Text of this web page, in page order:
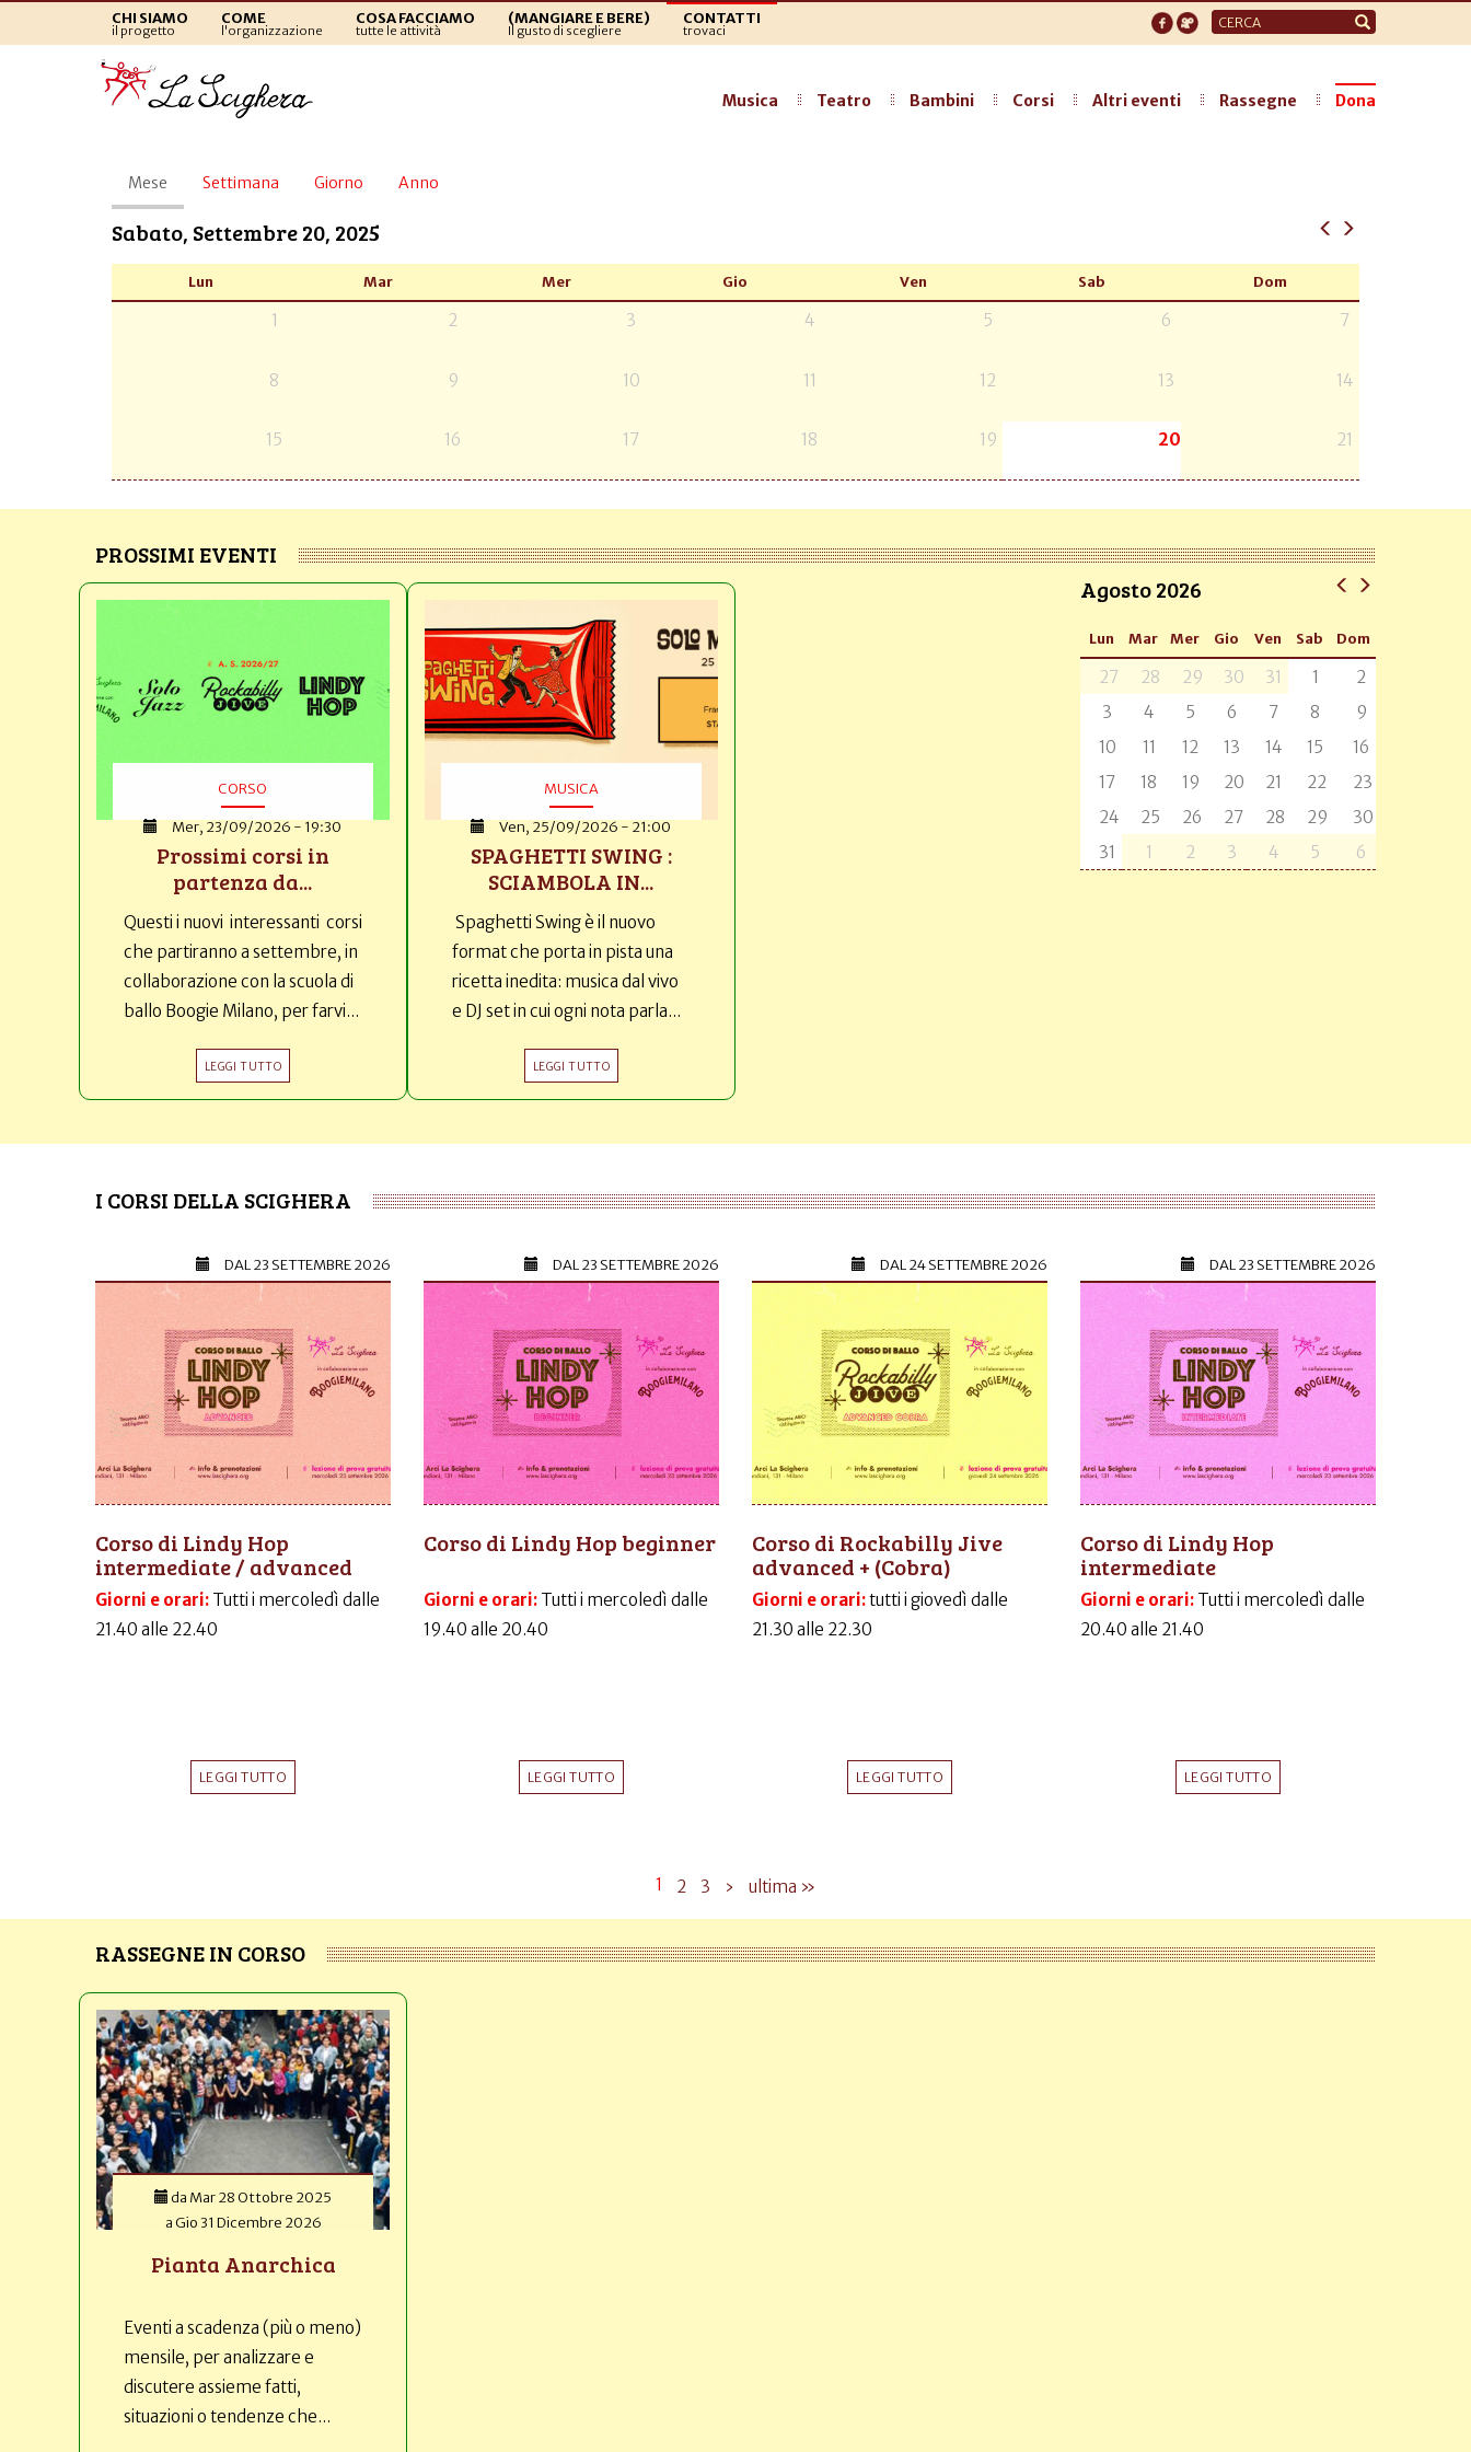
CHI SIAMO
il progetto
COME
l'organizzazione
COSA FACCIAMO
tutte le attività
(MANGIARE E BERE)
Il gusto di scegliere
CONTATTI
trovaci
Form
di
Musica Teatro Bambini Corsi Altri eventi Rassegne Dona
Schede
primarie
Mese (scheda
attiva)
Settimana Giorno Anno
Sabato, Settembre 20, 2025
Lun Mar Mer Gio Ven Sab Dom
1 2 3 4 5 6 7
8 9 10 11 12 13 14
15 16 17 18 19 20 21
PROSSIMI EVENTI
CORSO
Mer, 23/09/2026 - 19:30
Prossimi corsi in
partenza da...
Questi i nuovi interessanti corsi
che partiranno a settembre, in
collaborazione con la scuola di
ballo Boogie Milano, per farvi...
LEGGI TUTTO
MUSICA
Ven, 25/09/2026 - 21:00
SPAGHETTI SWING :
SCIAMBOLA IN...
Spaghetti Swing è il nuovo
format che porta in pista una
ricetta inedita: musica dal vivo
e DJ set in cui ogni nota parla...
LEGGI TUTTO
Agosto 2026
Lun Mar Mer Gio Ven Sab Dom
27 28 29 30 31 1
2
3
4 5 6 7 8
9
10
11 12 13 14 15
16
17
18 19 20 21 22
23
24
25 26 27 28 29
30
31
1 2 3 4 5 6
I CORSI DELLA SCIGHERA
DAL23 SETTEMBRE 2026
Corso di Lindy Hop
intermediate / advanced
Giorni e orari: Tutti i mercoledì dalle
21.40 alle 22.40
LEGGI TUTTO
DAL23 SETTEMBRE 2026
Corso di Lindy Hop beginner
Giorni e orari: Tutti i mercoledì dalle
19.40 alle 20.40
LEGGI TUTTO
DAL24 SETTEMBRE 2026
Corso di Rockabilly Jive
advanced + (Cobra)
Giorni e orari:tutti i giovedì dalle
21.30 alle 22.30
LEGGI TUTTO
DAL23 SETTEMBRE 2026
Corso di Lindy Hop
intermediate
Giorni e orari: Tutti i mercoledì dalle
20.40 alle 21.40
LEGGI TUTTO
1 2 3 › ultima »
RASSEGNE IN CORSO
da Mar 28 Ottobre 2025
aGio 31 Dicembre 2026
Pianta Anarchica
Eventi a scadenza (più o meno)
mensile, per analizzare e
discutere assieme fatti,
situazioni o tendenze che...